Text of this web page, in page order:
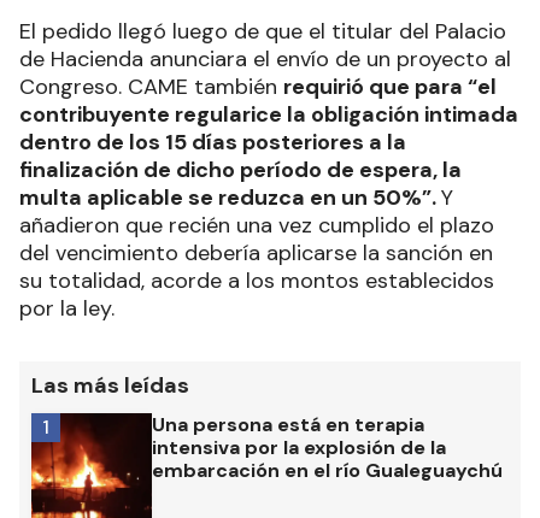
El pedido llegó luego de que el titular del Palacio
de Hacienda anunciara el envío de un proyecto al
Congreso. CAME también requirió que para “el
contribuyente regularice la obligación intimada
dentro de los 15 días posteriores a la
finalización de dicho período de espera, la
multa aplicable se reduzca en un 50%”.Y
añadieron que recién una vez cumplido el plazo
del vencimiento debería aplicarse la sanción en
su totalidad, acorde a los montos establecidos
por la ley.
Las más leídas
Una persona está en terapia
intensiva por la explosión de la
embarcación en el río Gualeguaychú
1